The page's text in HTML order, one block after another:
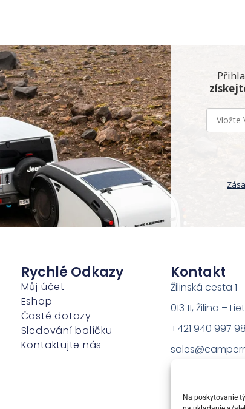
Na poskytovanie
Rychlé Odkazy
Můj účet
Eshop
Časté dotazy
Sledování balíčku
Kontaktujte nás
Kontakt
Žilinská cesta 1
013 11, Žilina –
+421 940 997